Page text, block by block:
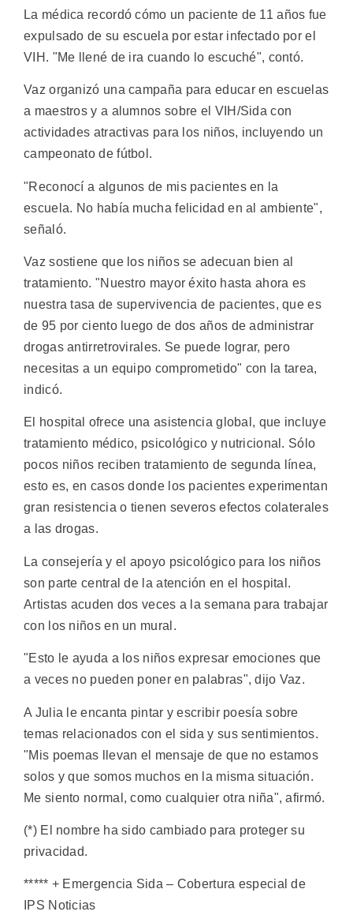
La médica recordó cómo un paciente de 11 años fue
expulsado de su escuela por estar infectado por el
VIH. "Me llené de ira cuando lo escuché", contó.
Vaz organizó una campaña para educar en escuelas
a maestros y a alumnos sobre el VIH/Sida con
actividades atractivas para los niños, incluyendo un
campeonato de fútbol.
"Reconocí a algunos de mis pacientes en la
escuela. No había mucha felicidad en al ambiente",
señaló.
Vaz sostiene que los niños se adecuan bien al
tratamiento. "Nuestro mayor éxito hasta ahora es
nuestra tasa de supervivencia de pacientes, que es
de 95 por ciento luego de dos años de administrar
drogas antirretrovirales. Se puede lograr, pero
necesitas a un equipo comprometido" con la tarea,
indicó.
El hospital ofrece una asistencia global, que incluye
tratamiento médico, psicológico y nutricional. Sólo
pocos niños reciben tratamiento de segunda línea,
esto es, en casos donde los pacientes experimentan
gran resistencia o tienen severos efectos colaterales
a las drogas.
La consejería y el apoyo psicológico para los niños
son parte central de la atención en el hospital.
Artistas acuden dos veces a la semana para trabajar
con los niños en un mural.
"Esto le ayuda a los niños expresar emociones que
a veces no pueden poner en palabras", dijo Vaz.
A Julia le encanta pintar y escribir poesía sobre
temas relacionados con el sida y sus sentimientos.
"Mis poemas llevan el mensaje de que no estamos
solos y que somos muchos en la misma situación.
Me siento normal, como cualquier otra niña", afirmó.
(*) El nombre ha sido cambiado para proteger su
privacidad.
***** + Emergencia Sida – Cobertura especial de
IPS Noticias